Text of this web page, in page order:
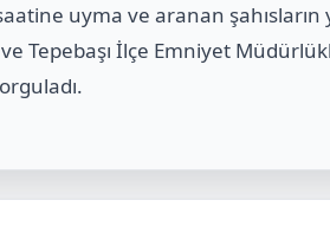
uyma ve aranan şahısların
Tepebaşı İlçe Emniyet